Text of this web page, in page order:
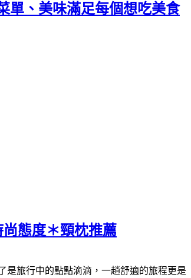
單、美味滿足每個想吃美食
態度＊頸枕推薦
是旅行中的點點滴滴，一趟舒適的旅程更是